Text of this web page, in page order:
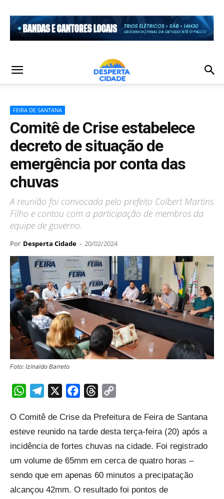
FEIRA DE SANTANA
Comitê de Crise estabelece
decreto de situação de
emergência por conta das
chuvas
A reunião foi convocada pelo prefeito Colbert Martins
Filho e contou com a participação de membros da
equipe de governo.
Por Desperta Cidade - 20/02/2024
Foto: Izinaldo Barreto
WhatsAppTelegram FacebookThreads
O Comitê de Crise da Prefeitura de Feira de Santana
esteve reunido na tarde desta terça-feira (20) após a
incidência de fortes chuvas na cidade. Foi registrado
um volume de 65mm em cerca de quatro horas –
sendo que em apenas 60 minutos a precipatação
alcançou 42mm. O resultado foi pontos de